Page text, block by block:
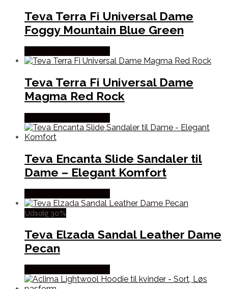
Teva Terra Fi Universal Dame
Foggy Mountain Blue Green
Teva Terra Fi Universal Dame
Magma Red Rock
Teva Encanta Slide Sandaler til
Dame – Elegant Komfort
Udsalg 30%
Teva Elzada Sandal Leather Dame
Pecan